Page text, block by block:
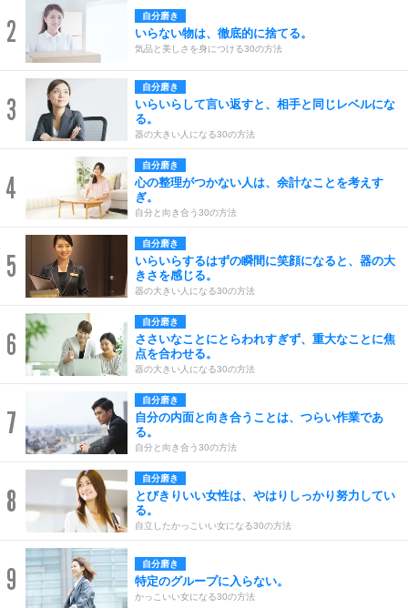
2 自分磨き
いらない物は、徹底的に捨てる。
気品と美しさを身につける30の方法
3
自分磨き
いらいらして言い返すと、相手と同じレベルにな
る。
器の大きい人になる30の方法
4
自分磨き
心の整理がつかない人は、余計なことを考えす
ぎ。
自分と向き合う30の方法
5
自分磨き
いらいらするはずの瞬間に笑顔になると、器の大
きさを感じる。
器の大きい人になる30の方法
6
自分磨き
ささいなことにとらわれすぎず、重大なことに焦
点を合わせる。
器の大きい人になる30の方法
7
自分磨き
自分の内面と向き合うことは、つらい作業であ
る。
自分と向き合う30の方法
8
自分磨き
とびきりいい女性は、やはりしっかり努力してい
る。
自立したかっこいい女になる30の方法
9 自分磨き
特定のグループに入らない。
かっこいい女になる30の方法